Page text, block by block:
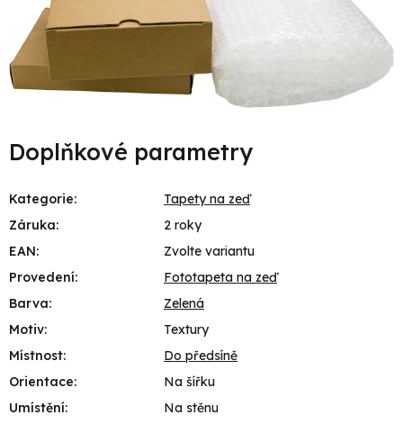
Doplňkové parametry
Kategorie:
Tapety na zeď
Záruka:
2 roky
EAN:
Zvolte variantu
Provedení:
Fototapeta na zeď
Barva:
Zelená
Motiv:
Textury
Místnost:
Do předsíně
Orientace:
Na šířku
Umístění:
Na stěnu